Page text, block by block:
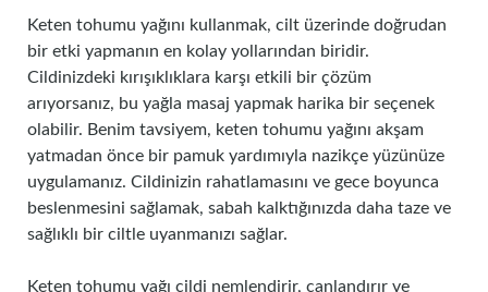
Keten tohumu yağını kullanmak, cilt üzerinde doğrudan
bir etki yapmanın en kolay yollarından biridir.
Cildinizdeki kırışıklıklara karşı etkili bir çözüm
arıyorsanız, bu yağla masaj yapmak harika bir seçenek
olabilir. Benim tavsiyem, keten tohumu yağını akşam
yatmadan önce bir pamuk yardımıyla nazikçe yüzünüze
uygulamanız. Cildinizin rahatlamasını ve gece boyunca
beslenmesini sağlamak, sabah kalktığınızda daha taze ve
sağlıklı bir ciltle uyanmanızı sağlar.
Keten tohumu yağı cildi nemlendirir, canlandırır ve